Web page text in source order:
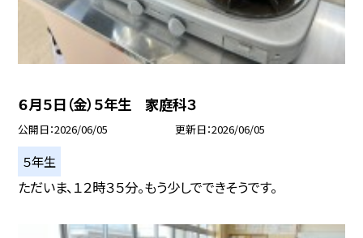
６月５日（金）５年生 家庭科３
公開日 2026/06/05 更新日 2026/06/05
５年生
ただいま、１２時３５分。もう少しでできそうです。